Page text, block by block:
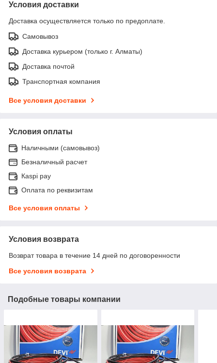
Условия доставки
Доставка осуществляется только по предоплате.
Самовывоз
Доставка курьером (только г. Алматы)
Доставка почтой
Транспортная компания
Все условия доставки
Условия оплаты
Наличными (самовывоз)
Безналичный расчет
Каspi pay
Оплата по реквизитам
Все условия оплаты
Условия возврата
Возврат товара в течение 14 дней по договоренности
Все условия возврата
Подобные товары компании